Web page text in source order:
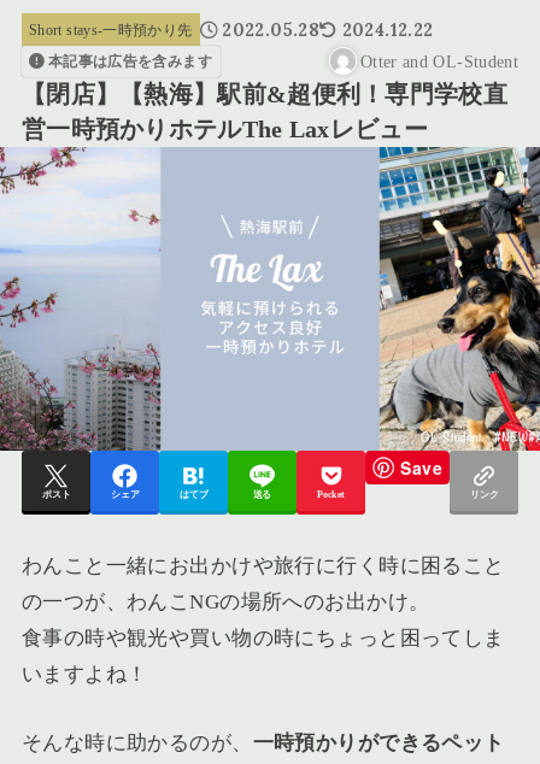
Short stays-一時預かり先 2022.05.28 2024.12.22
本記事は広告を含みます Otter and OL-Student
【閉店】【熱海】駅前&超便利！専門学校直
営一時預かりホテルThe Laxレビュー
ポスト シェア はてブ 送る Pocket
Save
リンク
わんこと一緒にお出かけや旅行に行く時に困ること
の一つが、わんこNGの場所へのお出かけ。
食事の時や観光や買い物の時にちょっと困ってしま
いますよね！
そんな時に助かるのが、 一時預かりができるペット